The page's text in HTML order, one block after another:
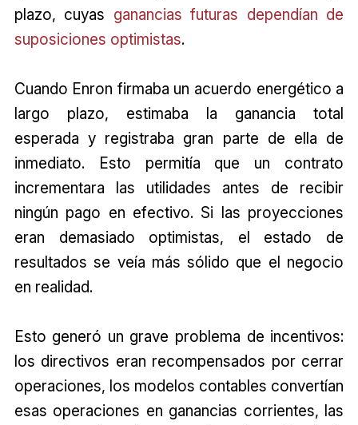
plazo, cuyas ganancias futuras dependían de
suposiciones optimistas.
Cuando Enron firmaba un acuerdo energético a
largo plazo, estimaba la ganancia total
esperada y registraba gran parte de ella de
inmediato. Esto permitía que un contrato
incrementara las utilidades antes de recibir
ningún pago en efectivo. Si las proyecciones
eran demasiado optimistas, el estado de
resultados se veía más sólido que el negocio
en realidad.
Esto generó un grave problema de incentivos:
los directivos eran recompensados por cerrar
operaciones, los modelos contables convertían
esas operaciones en ganancias corrientes, las